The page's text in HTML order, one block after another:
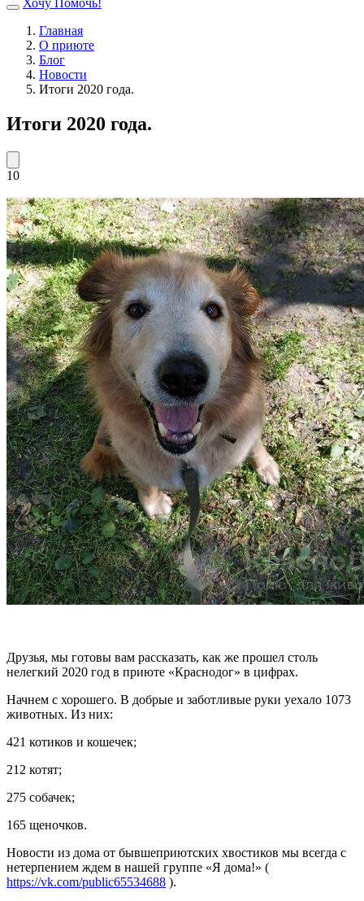
Хочу Помочь!
Главная
О приюте
Блог
Новости
Итоги 2020 года.
Итоги 2020 года.
10
Друзья, мы готовы вам рассказать, как же прошел столь
нелегкий 2020 год в приюте «Краснодог» в цифрах.
Начнем с хорошего. В добрые и заботливые руки уехало 1073
животных. Из них:
421 котиков и кошечек;
212 котят;
275 собачек;
165 щеночков.
Новости из дома от бывшеприютских хвостиков мы всегда с
нетерпением ждем в нашей группе «Я дома!» (
https://vk.com/public65534688 ).